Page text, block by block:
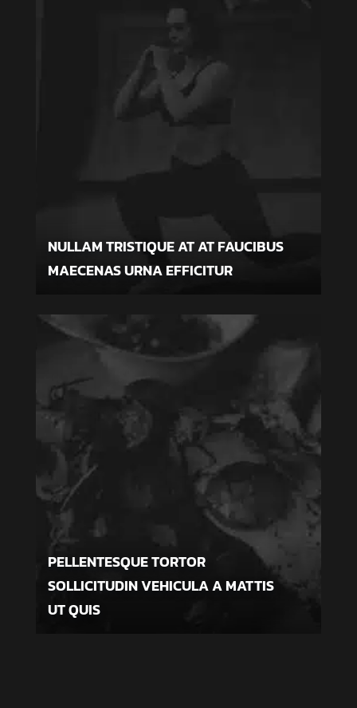
NULLAM TRISTIQUE AT AT FAUCIBUS
MAECENAS URNA EFFICITUR
PELLENTESQUE TORTOR
SOLLICITUDIN VEHICULA A MATTIS
UT QUIS